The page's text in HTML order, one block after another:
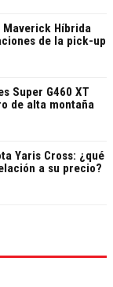
Híbrida
de la pick-up
Super G460 XT
de alta montaña
Yaris Cross: ¿qué
a su precio?